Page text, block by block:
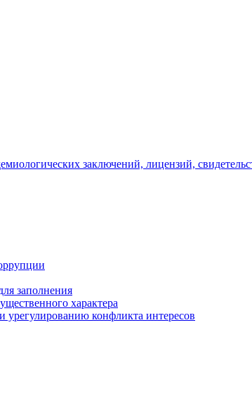
заключений, лицензий,
заполнения
характера
конфликта интересов